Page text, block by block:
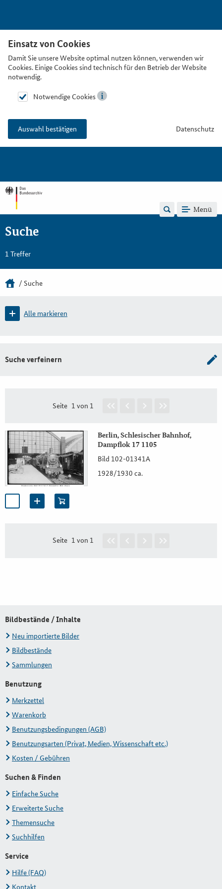
Einsatz von Cookies
Damit Sie unsere Website optimal nutzen können, verwenden wir
Cookies. Einige Cookies sind technisch für den Betrieb der Website
notwendig.
Notwendige Cookies
Auswahl bestätigen Datenschutz
Menü
Suche
1 Treffer
Suche
Alle markieren
Suche verfeinern
Seite 1 von 1
Berlin, Schlesischer Bahnhof,
Dampflok 17 1105
Bild 102-01341A
1928/1930 ca.
Seite 1 von 1
Bildbestände / Inhalte
Neu importierte Bilder
Bildbestände
Sammlungen
Benutzung
Merkzettel
Warenkorb
Benutzungsbedingungen (AGB)
Benutzungsarten (Privat, Medien, Wissenschaft etc.)
Kosten / Gebühren
Suchen & Finden
Einfache Suche
Erweiterte Suche
Themensuche
Suchhilfen
Service
Hilfe (FAQ)
Kontakt